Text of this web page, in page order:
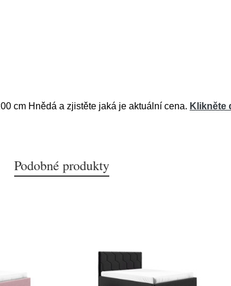
cm Hnědá a zjistěte jaká je aktuální cena. Klikněte
Podobné produkty